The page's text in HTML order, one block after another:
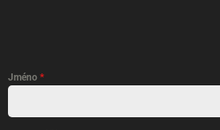
Jméno *